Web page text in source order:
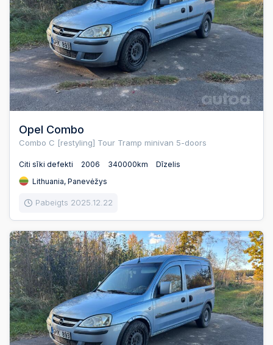
Opel Combo
Combo C [restyling] Tour Tramp minivan 5-doors
Citi sīki defekti 2006 340000km
Dīzelis
Lithuania, Panevėžys
Pabeigts 2025.12.22